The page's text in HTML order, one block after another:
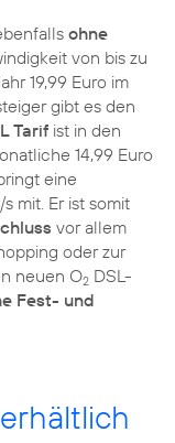
ohne
von bis zu
19,99 Euro im
gibt es den
Tarif ist in den
14,99 Euro
eine
mit. Er ist somit
vor allem
oder zur
neuen O2 DSL-
Fest- und